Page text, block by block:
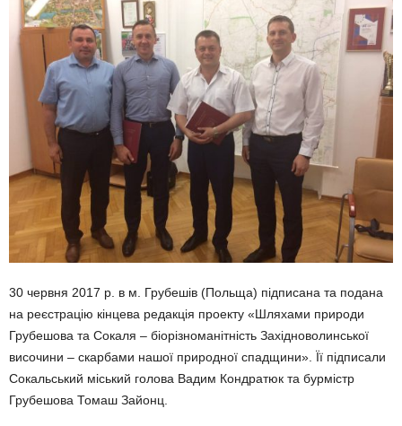
30 червня 2017 р. в м. Грубешів (Польща) підписана та подана
на реєстрацію кінцева редакція проекту «Шляхами природи
Грубешова та Сокаля – біорізноманітність Західноволинської
височини – скарбами нашої природної спадщини». Її підписали
Сокальський міський голова Вадим Кондратюк та бурмістр
Грубешова Томаш Зайонц.